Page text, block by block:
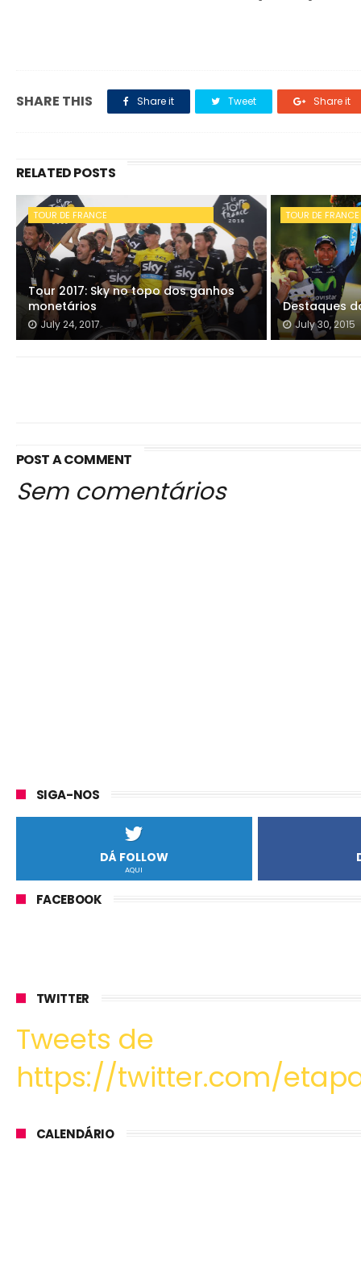
SHARE THIS Share it Tweet Share it
RELATED POSTS
TOUR DE FRANCE
Tour 2017: Sky no topo dos ganhos
monetários
July 24, 2017
TOUR DE
Destaques
July 30, 2015
POST A COMMENT
Sem comentários
SIGA-NOS
DÁ FOLLOW
AQUI
FACEBOOK
TWITTER
Tweets de
https://twitter.com/
CALENDÁRIO